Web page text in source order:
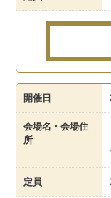
開催日
会場名・会場住
所
定員